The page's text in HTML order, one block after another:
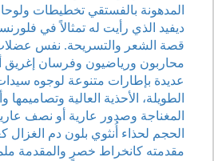
المدهونة بالفستقي تخطيطات
ديفيد الذي رأيت له تمثالاً في
قصة الشعر والتسريحة. نفس
محاربون ورياضيون وفرسان إغريق
عديدة بإطارات متنوعة لوجوه
الطويلة، الأحذية العالية وتصاميمها
المغناجة وصدور عارية أو نصف
الحجم لحذاء أُنثوي بلون دم الغزال
مقدمته كانخراط خصرٍ والمقدمة